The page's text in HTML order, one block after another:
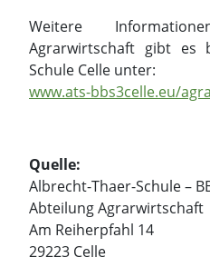
Quelle:
Albrecht-Thaer-Schule –
Abteilung Agrarwirtschaft
Am Reiherpfahl 14
Zum 10. Mal:
Landwirtschaft“